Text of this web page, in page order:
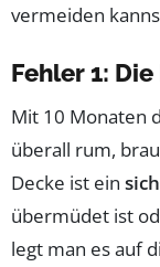
vermeiden
Fehler 1:
Mit 10 Monaten
überall rum,
Decke ist ein
übermüdet ist
legt man es auf